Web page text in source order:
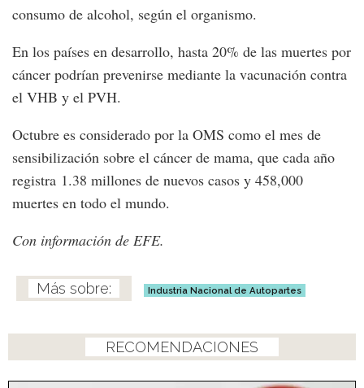
consumo de alcohol, según el organismo.
En los países en desarrollo, hasta 20% de las muertes por
cáncer podrían prevenirse mediante la vacunación contra
el VHB y el PVH.
Octubre es considerado por la OMS como el mes de
sensibilización sobre el cáncer de mama, que cada año
registra 1.38 millones de nuevos casos y 458,000
muertes en todo el mundo.
Con información de EFE.
Industria Nacional de Autopartes
RECOMENDACIONES